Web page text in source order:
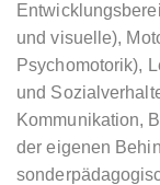
und visuelle),
Psychomotorik),
und
Kommunikation,
der eigenen